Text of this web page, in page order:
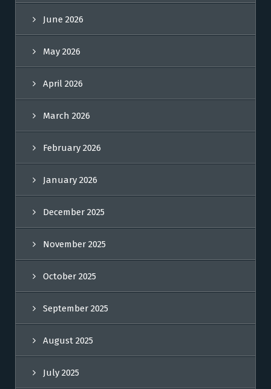
June 2026
May 2026
April 2026
March 2026
February 2026
January 2026
December 2025
November 2025
October 2025
September 2025
August 2025
July 2025